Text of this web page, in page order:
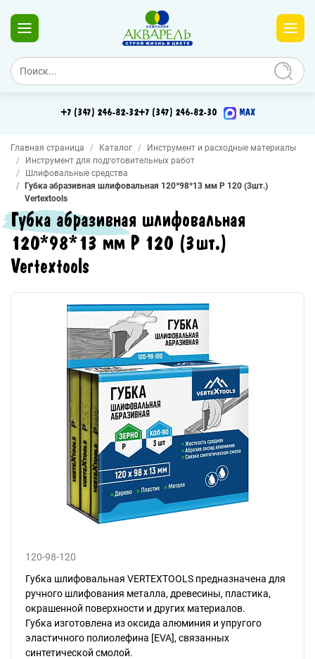
+7 (347) 246-82-32+7 (347) 246-82-30 MAX
Главная страница Каталог
Инструмент и расходные материалы
Инструмент для подготовительных работ
Шлифовальные средства
Губка абразивная шлифовальная 120*98*13 мм Р 120 (3шт.)
Vertextools
Губка абразивная шлифовальная
120*98*13 мм Р 120 (3шт.)
Vertextools
120-98-120
Губка шлифовальная VERTEXTOOLS предназначена для
ручного шлифования металла, древесины, пластика,
окрашенной поверхности и других материалов.
Губка изготовлена из оксида алюминия и упругого
эластичного полиолефина [EVA], связанных
синтетической смолой.